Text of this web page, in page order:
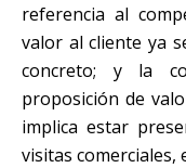
referencia al
valor al cliente ya
concreto; y la
proposición de
implica estar
visitas comerciales,